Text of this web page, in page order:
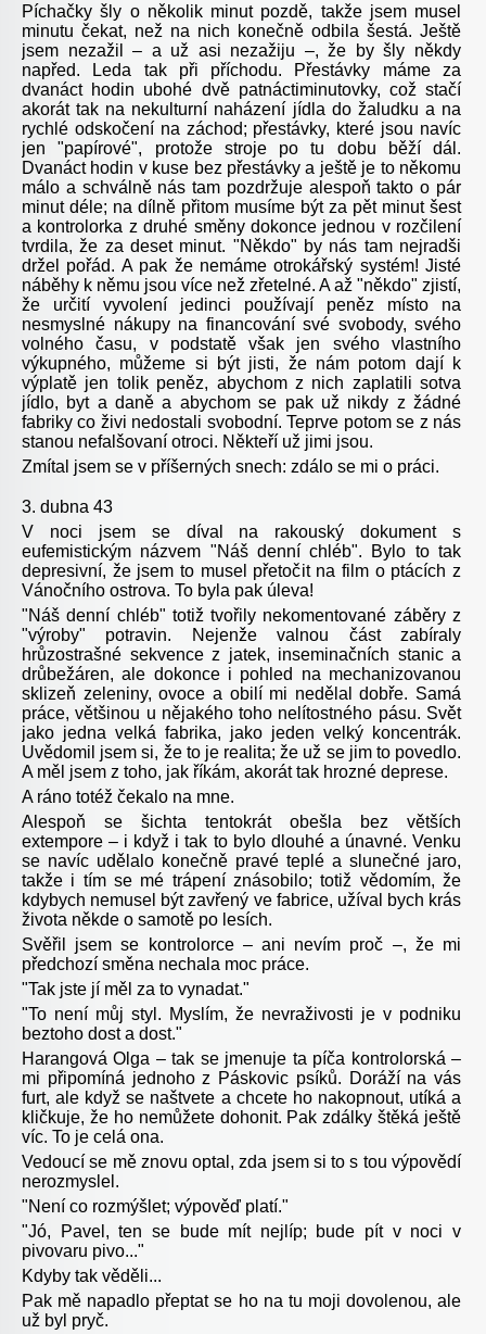
Píchačky šly o několik minut pozdě, takže jsem musel
minutu čekat, než na nich konečně odbila šestá. Ještě
jsem nezažil – a už asi nezažiju –, že by šly někdy
napřed. Leda tak při příchodu. Přestávky máme za
dvanáct hodin ubohé dvě patnáctiminutovky, což stačí
akorát tak na nekulturní naházení jídla do žaludku a na
rychlé odskočení na záchod; přestávky, které jsou navíc
jen "papírové", protože stroje po tu dobu běží dál.
Dvanáct hodin v kuse bez přestávky a ještě je to někomu
málo a schválně nás tam pozdržuje alespoň takto o pár
minut déle; na dílně přitom musíme být za pět minut šest
a kontrolorka z druhé směny dokonce jednou v rozčilení
tvrdila, že za deset minut. "Někdo" by nás tam nejradši
držel pořád. A pak že nemáme otrokářský systém! Jisté
náběhy k němu jsou více než zřetelné. A až "někdo" zjistí,
že určití vyvolení jedinci používají peněz místo na
nesmyslné nákupy na financování své svobody, svého
volného času, v podstatě však jen svého vlastního
výkupného, můžeme si být jisti, že nám potom dají k
výplatě jen tolik peněz, abychom z nich zaplatili sotva
jídlo, byt a daně a abychom se pak už nikdy z žádné
fabriky co živi nedostali svobodní. Teprve potom se z nás
stanou nefalšovaní otroci. Někteří už jimi jsou.
Zmítal jsem se v příšerných snech: zdálo se mi o práci.
3. dubna 43
V noci jsem se díval na rakouský dokument s
eufemistickým názvem "Náš denní chléb". Bylo to tak
depresivní, že jsem to musel přetočit na film o ptácích z
Vánočního ostrova. To byla pak úleva!
"Náš denní chléb" totiž tvořily nekomentované záběry z
"výroby" potravin. Nejenže valnou část zabíraly
hrůzostrašné sekvence z jatek, inseminačních stanic a
drůbežáren, ale dokonce i pohled na mechanizovanou
sklizeň zeleniny, ovoce a obilí mi nedělal dobře. Samá
práce, většinou u nějakého toho nelítostného pásu. Svět
jako jedna velká fabrika, jako jeden velký koncentrák.
Uvědomil jsem si, že to je realita; že už se jim to povedlo.
A měl jsem z toho, jak říkám, akorát tak hrozné deprese.
A ráno totéž čekalo na mne.
Alespoň se šichta tentokrát obešla bez větších
extempore – i když i tak to bylo dlouhé a únavné. Venku
se navíc udělalo konečně pravé teplé a slunečné jaro,
takže i tím se mé trápení znásobilo; totiž vědomím, že
kdybych nemusel být zavřený ve fabrice, užíval bych krás
života někde o samotě po lesích.
Svěřil jsem se kontrolorce – ani nevím proč –, že mi
předchozí směna nechala moc práce.
"Tak jste jí měl za to vynadat."
"To není můj styl. Myslím, že nevraživosti je v podniku
beztoho dost a dost."
Harangová Olga – tak se jmenuje ta píča kontrolorská –
mi připomíná jednoho z Páskovic psíků. Doráží na vás
furt, ale když se naštvete a chcete ho nakopnout, utíká a
kličkuje, že ho nemůžete dohonit. Pak zdálky štěká ještě
víc. To je celá ona.
Vedoucí se mě znovu optal, zda jsem si to s tou výpovědí
nerozmyslel.
"Není co rozmýšlet; výpověď platí."
"Jó, Pavel, ten se bude mít nejlíp; bude pít v noci v
pivovaru pivo..."
Kdyby tak věděli...
Pak mě napadlo přeptat se ho na tu moji dovolenou, ale
už byl pryč.